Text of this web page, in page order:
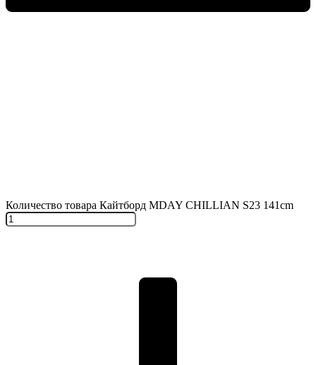
Количество товара Кайтборд MDAY CHILLIAN S23 141cm